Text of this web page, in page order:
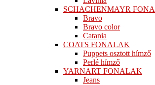
SCHACHENMAYR
Bravo
Bravo color
Catania
COATS FONALAK
Puppets osztott hímző
Perlé hímző
YARNART FONALAK
Jeans